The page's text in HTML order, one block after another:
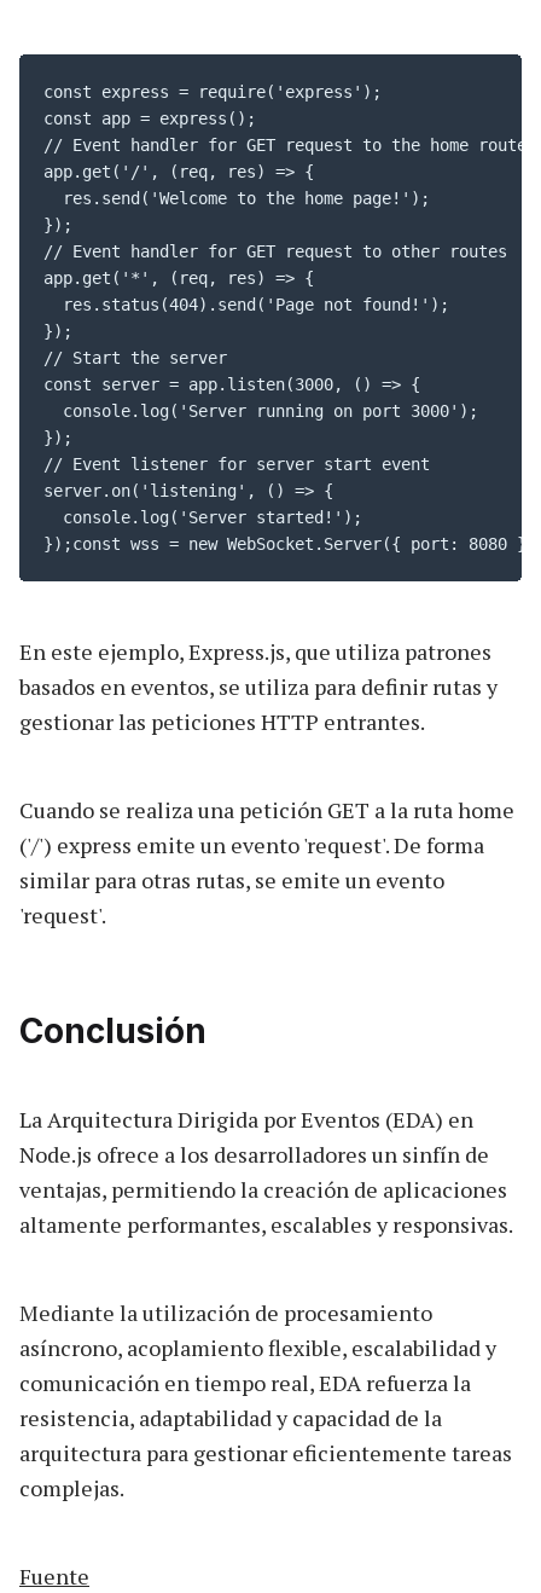
const express = require('express');
const app = express();
// Event handler for GET request to the home route
app.get('/', (req, res) => {
  res.send('Welcome to the home page!');
});
// Event handler for GET request to other routes
app.get('*', (req, res) => {
  res.status(404).send('Page not found!');
});
// Start the server
const server = app.listen(3000, () => {
  console.log('Server running on port 3000');
});
// Event listener for server start event
server.on('listening', () => {
  console.log('Server started!');
});const wss = new WebSocket.Server({ port: 8080
En este ejemplo, Express.js, que utiliza patrones
basados en eventos, se utiliza para definir rutas y
gestionar las peticiones HTTP entrantes.
Cuando se realiza una petición GET a la ruta home
('/') express emite un evento 'request'. De forma
similar para otras rutas, se emite un evento
'request'.
Conclusión
La Arquitectura Dirigida por Eventos (EDA) en
Node.js ofrece a los desarrolladores un sinfín de
ventajas, permitiendo la creación de aplicaciones
altamente performantes, escalables y responsivas.
Mediante la utilización de procesamiento
asíncrono, acoplamiento flexible, escalabilidad y
comunicación en tiempo real, EDA refuerza la
resistencia, adaptabilidad y capacidad de la
arquitectura para gestionar eficientemente tareas
complejas.
Fuente